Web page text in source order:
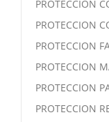
PROTECCION
PROTECCION
PROTECCION
PROTECCION
PROTECCION
PROTECCION